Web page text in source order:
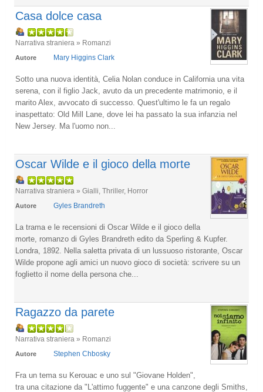
Casa dolce casa
Narrativa straniera » Romanzi
Autore Mary Higgins Clark
Sotto una nuova identità, Celia Nolan conduce in California una vita
serena, con il figlio Jack, avuto da un precedente matrimonio, e il
marito Alex, avvocato di successo. Quest'ultimo le fa un regalo
inaspettato: Old Mill Lane, dove lei ha passato la sua infanzia nel
New Jersey. Ma l'uomo non...
Oscar Wilde e il gioco della morte
Narrativa straniera » Gialli, Thriller, Horror
Autore Gyles Brandreth
La trama e le recensioni di Oscar Wilde e il gioco della
morte, romanzo di Gyles Brandreth edito da Sperling & Kupfer.
Londra, 1892. Nella saletta privata di un lussuoso ristorante, Oscar
Wilde propone agli amici un nuovo gioco di società: scrivere su un
foglietto il nome della persona che...
Ragazzo da parete
Narrativa straniera » Romanzi
Autore Stephen Chbosky
Fra un tema su Kerouac e uno sul "Giovane Holden",
tra una citazione da "L'attimo fuggente" e una canzone degli Smiths,